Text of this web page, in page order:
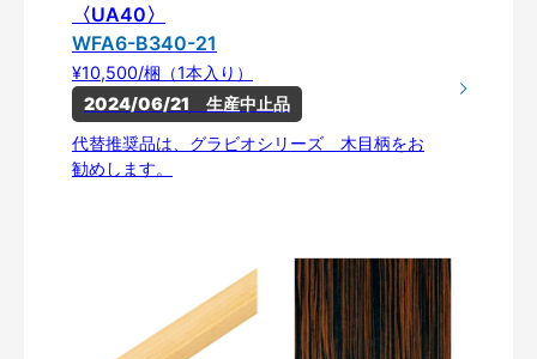
〈UA40〉
WFA6-B340-21
¥10,500/梱（1本入り）
2024/06/21　生産中止品
代替推奨品は、グラビオシリーズ 木目柄をお
勧めします。